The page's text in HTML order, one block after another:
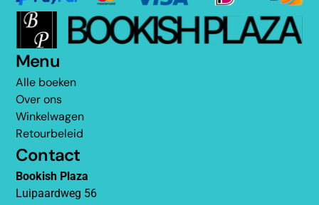
Menu
Alle boeken
Over ons
Winkelwagen
Retourbeleid
Contact
Bookish Plaza
Luipaardweg 56